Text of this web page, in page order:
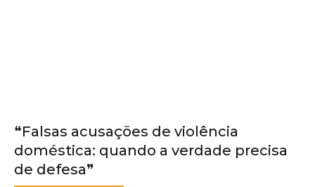
❝Falsas acusações de violência
doméstica: quando a verdade precisa
de defesa❞